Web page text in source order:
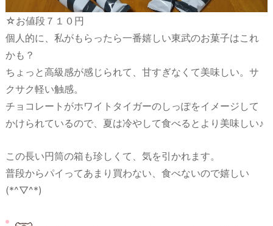
☆お値段７１０円
個人的に、私がもらったら一番嬉しい東武のお菓子はこれ
かも？
ちょっと高級感が感じられて、甘すぎなくて美味しい。サ
クサク軽い触感。
チョコレートがホワイトタイガーのしっぽをイメージして
かけられているので、夏は冷やして食べるとより美味しい♪
この長い円筒の箱も珍しくて、気を引かれます。
普段からパイってあまり買わない、食べないので嬉しい
(*^▽^*)